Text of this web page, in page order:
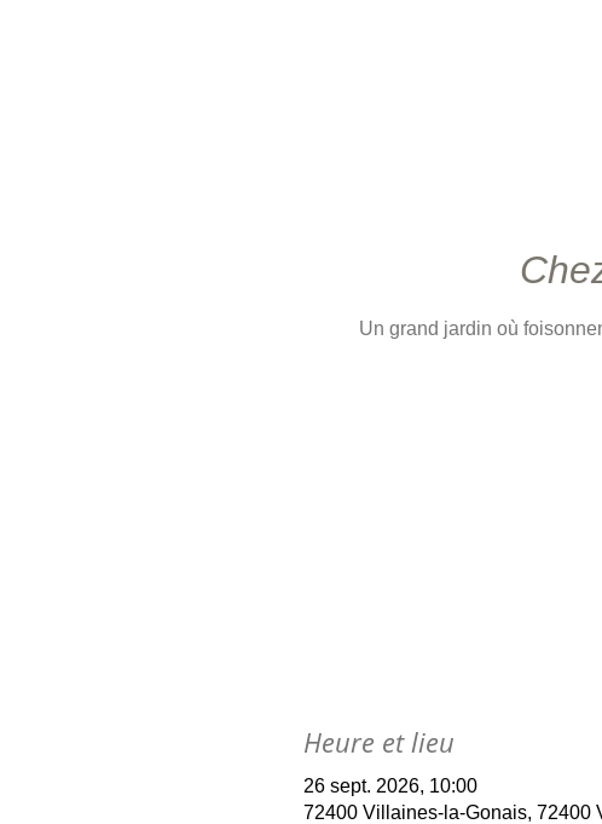
Un grand jardin où
Heure et lieu
26 sept. 2026, 10:00
72400 Villaines-la-Gonais, 72400